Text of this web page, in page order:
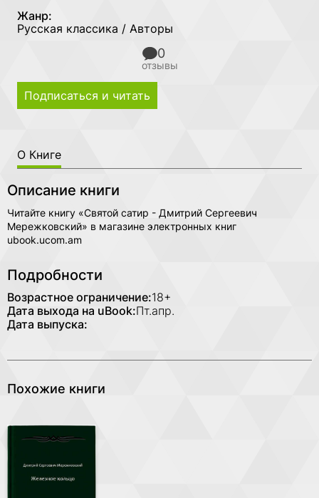
Жанр:
Русская классика / Авторы
0
отзывы
Подписаться и читать
О Книге
Описание книги
Читайте книгу «Святой сатир - Дмитрий Сергеевич
Мережковский» в магазине электронных книг
ubook.ucom.am
Подробности
Возрастное ограничение:18+
Дата выхода на uBook:Пт.апр.
Дата выпуска:
Похожие книги